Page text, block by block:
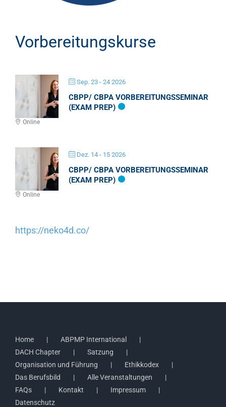
Vorbereitungskurse
Sep. 23 - 24 2026
CBPP/ CBPA VORBEREITUNGSSEMINAR
(EXAM PREP)
Online
Dez. 14 - 15 2026
CBPP/ CBPA VORBEREITUNGSSEMINAR
(EXAM PREP)
Online
https://neko4d.co/
Home
ABPMP International
DACH Chapter
Satzung
Organisation und Führung
Ethikkodex
Das Berufsbild
Alle Veranstaltungen
FAQs
Kontakt
Impressum
Datenschutz